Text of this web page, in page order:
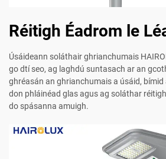
Réitigh Éadrom le
Úsáideann soláthair ghrianchumais
go dtí seo, ag laghdú suntasach ar an
ghréasán an ghrianchumais a úsáid,
don phláinéad glas agus ag soláthar
do spásanna amuigh.